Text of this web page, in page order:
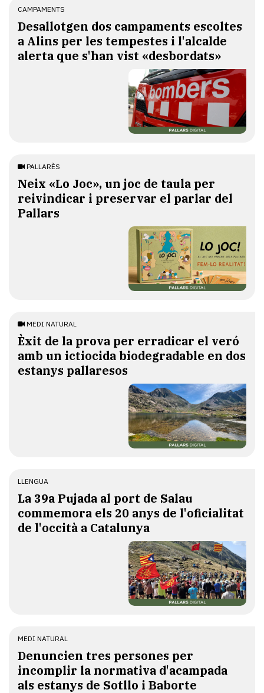
CAMPAMENTS
​Desallotgen dos campaments escoltes
a Alins per les tempestes i l'alcalde
alerta que s'han vist «desbordats»
PALLARÈS
​Neix «Lo Joc», un joc de taula per
reivindicar i preservar el parlar del
Pallars
MEDI NATURAL
Èxit de la prova per erradicar el veró
amb un ictiocida biodegradable en dos
estanys pallaresos
LLENGUA
​La 39a Pujada al port de Salau
commemora els 20 anys de l'oficialitat
de l'occità a Catalunya
MEDI NATURAL
Denuncien tres persones per
incomplir la normativa d'acampada
als estanys de Sotllo i Baborte